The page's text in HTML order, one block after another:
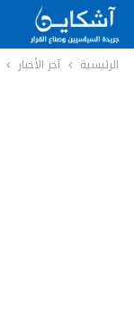
الرئيسية آخر الأخبار